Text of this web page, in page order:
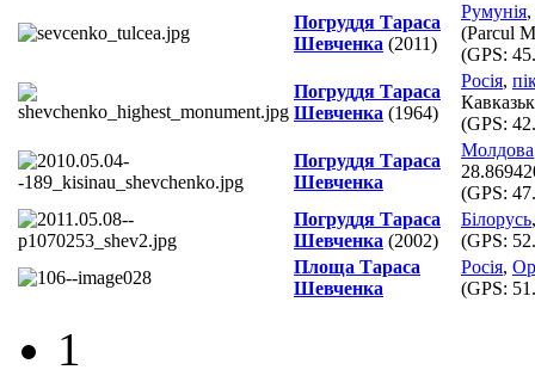
Погруддя Тараса
Шевченка (2011)
Румунія,
(Parcul
(GPS:
Погруддя Тараса
Шевченка (1964)
Росія,
(GPS:
Погруддя Тараса
Шевченка
Молдова
(GPS:
Погруддя Тараса
Шевченка (2002)
Білорусь
(GPS:
Площа Тараса
Шевченка
Росія,
(GPS:
1